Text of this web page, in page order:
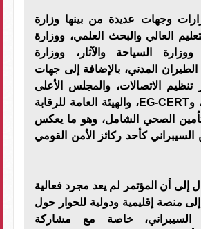
وجهات عديدة من بينها وزارة
العالي والبحث العلمي، ووزارة
ووزارة السياحة والآثار، ووزارة
الطيران المدني، بالإضافة إلى جهات
الاتصالات، والمجلس الأعلى
للأمن السيبراني، وEG-CERT، والهيئة العامة للرقابة
التأمين الصحي الشامل، وهو ما يعكس
السيبراني كأحد ركائز الأمن القومي
إلى أن المؤتمر لم يعد مجرد فعالية
منصة إقليمية ودولية للحوار حول
السيبراني، خاصة مع مشاركة